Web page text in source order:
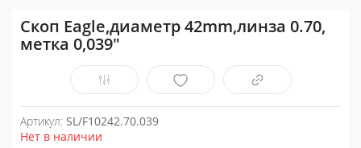
Скоп Eagle,диаметр 42mm,линза 0.70,
метка 0,039"
Артикул: SL/F10242.70.039
Нет в наличии